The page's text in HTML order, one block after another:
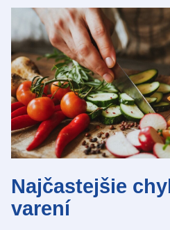
Najčastejšie
varení